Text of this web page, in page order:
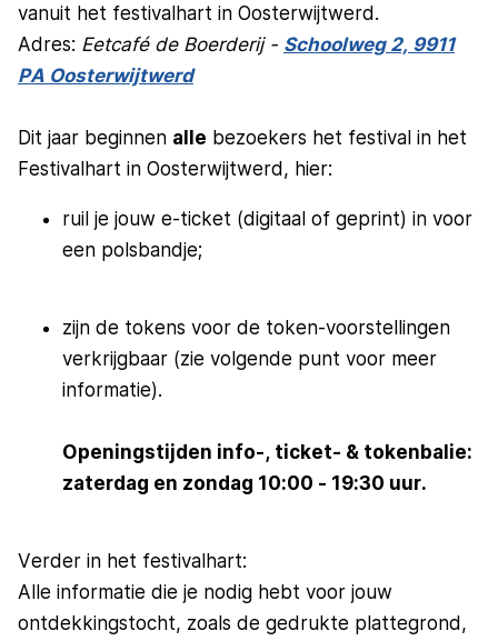
vanuit het festivalhart in Oosterwijtwerd.
Adres: Eetcafé de Boerderij - Schoolweg 2, 9911
PA Oosterwijtwerd
Dit jaar beginnen alle bezoekers het festival in het
Festivalhart in Oosterwijtwerd, hier:
ruil je jouw e-ticket (digitaal of geprint) in voor
een polsbandje;
zijn de tokens voor de token-voorstellingen
verkrijgbaar (zie volgende punt voor meer
informatie).
Openingstijden info-, ticket- & tokenbalie:
zaterdag en zondag 10:00 - 19:30 uur.
Verder in het festivalhart:
Alle informatie die je nodig hebt voor jouw
ontdekkingstocht, zoals de gedrukte plattegrond,